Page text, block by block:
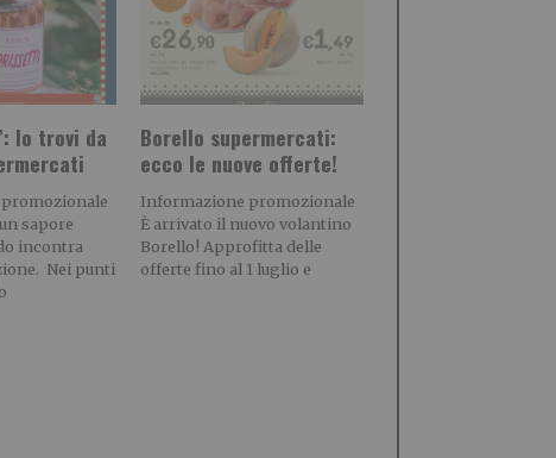
lo trovi da
sapore
incontra
Nei punti
Borello supermercati:
ecco le nuove offerte!
Informazione promozionale
È arrivato il nuovo volantino
Borello! Approfitta delle
offerte fino al 1 luglio e